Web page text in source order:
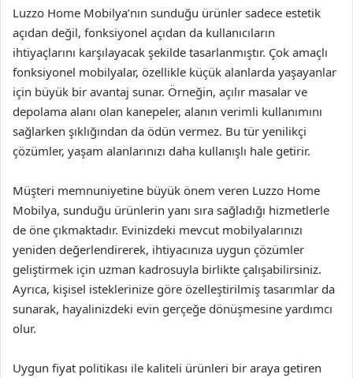
Luzzo Home Mobilya’nın sunduğu ürünler sadece estetik
açıdan değil, fonksiyonel açıdan da kullanıcıların
ihtiyaçlarını karşılayacak şekilde tasarlanmıştır. Çok amaçlı
fonksiyonel mobilyalar, özellikle küçük alanlarda yaşayanlar
için büyük bir avantaj sunar. Örneğin, açılır masalar ve
depolama alanı olan kanepeler, alanın verimli kullanımını
sağlarken şıklığından da ödün vermez. Bu tür yenilikçi
çözümler, yaşam alanlarınızı daha kullanışlı hale getirir.
Müşteri memnuniyetine büyük önem veren Luzzo Home
Mobilya, sunduğu ürünlerin yanı sıra sağladığı hizmetlerle
de öne çıkmaktadır. Evinizdeki mevcut mobilyalarınızı
yeniden değerlendirerek, ihtiyacınıza uygun çözümler
geliştirmek için uzman kadrosuyla birlikte çalışabilirsiniz.
Ayrıca, kişisel isteklerinize göre özelleştirilmiş tasarımlar da
sunarak, hayalinizdeki evin gerçeğe dönüşmesine yardımcı
olur.
Uygun fiyat politikası ile kaliteli ürünleri bir araya getiren